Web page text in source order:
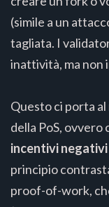
(simile a un
tagliata. I
inattività, ma non
Questo ci porta
della PoS, ovvero
incentivi
principio
proof-of-work,